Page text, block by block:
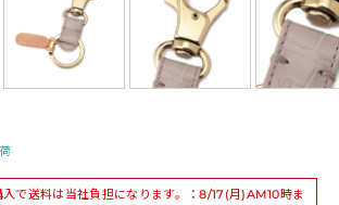
で送料は当社負担になります。：8/17(月)AM10時ま